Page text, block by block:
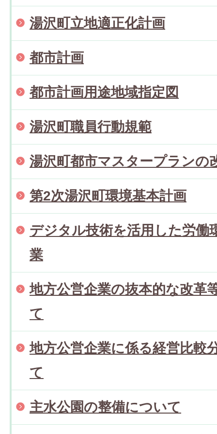
湯沢町立地適正化計画
都市計画
都市計画用途地域指定図
湯沢町職員行動規範
湯沢町都市マスタープランの
第2次湯沢町環境基本計画
デジタル技術を活用した労働
業
地方公営企業の抜本的な改革
て
地方公営企業に係る経営比較
て
主水公園の整備について